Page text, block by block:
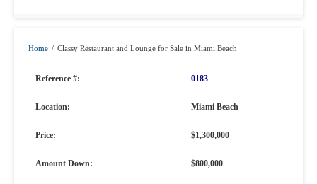
Home / Classy Restaurant and Lounge for Sale in Miami Beach
Reference #: 0183
Location: Miami Beach
Price: $1,300,000
Amount Down: $800,000